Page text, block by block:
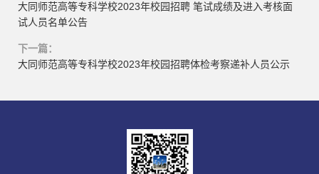
大同师范高等专科学校2023年校园招聘 笔试成绩及进入考核面
试人员名单公告
下一篇：
大同师范高等专科学校2023年校园招聘体检考察递补人员公示